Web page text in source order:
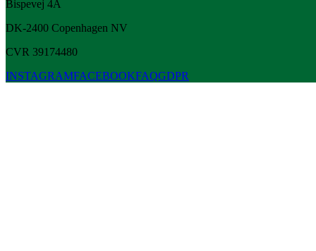
Bispevej 4A
DK-2400 Copenhagen NV
CVR 39174480
INSTAGRAMFACEBOOKFAQGDPR